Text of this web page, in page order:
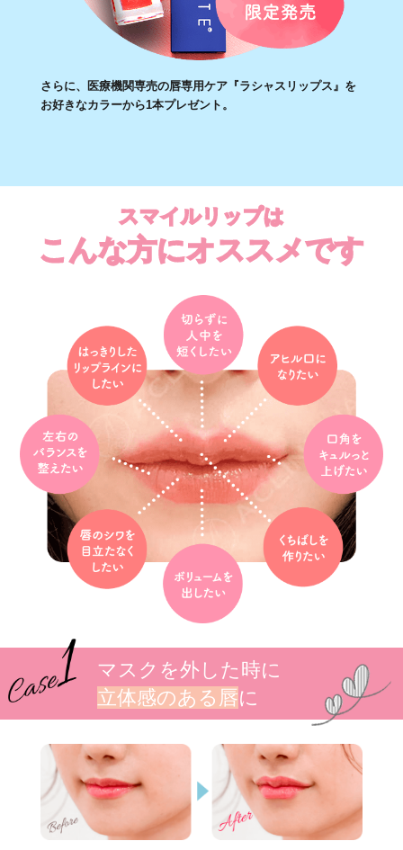
さらに、医療機関専売の唇専用ケア『ラシャスリップス』を
お好きなカラーから1本プレゼント。
スマイルリップは
こんな方にオススメです
マスクを外した時に
立体感のある唇に